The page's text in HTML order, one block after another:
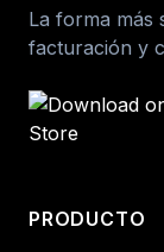
La forma más
facturación y
PRODUCTO